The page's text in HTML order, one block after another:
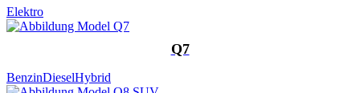
Elektro
Q7
BenzinDieselHybrid